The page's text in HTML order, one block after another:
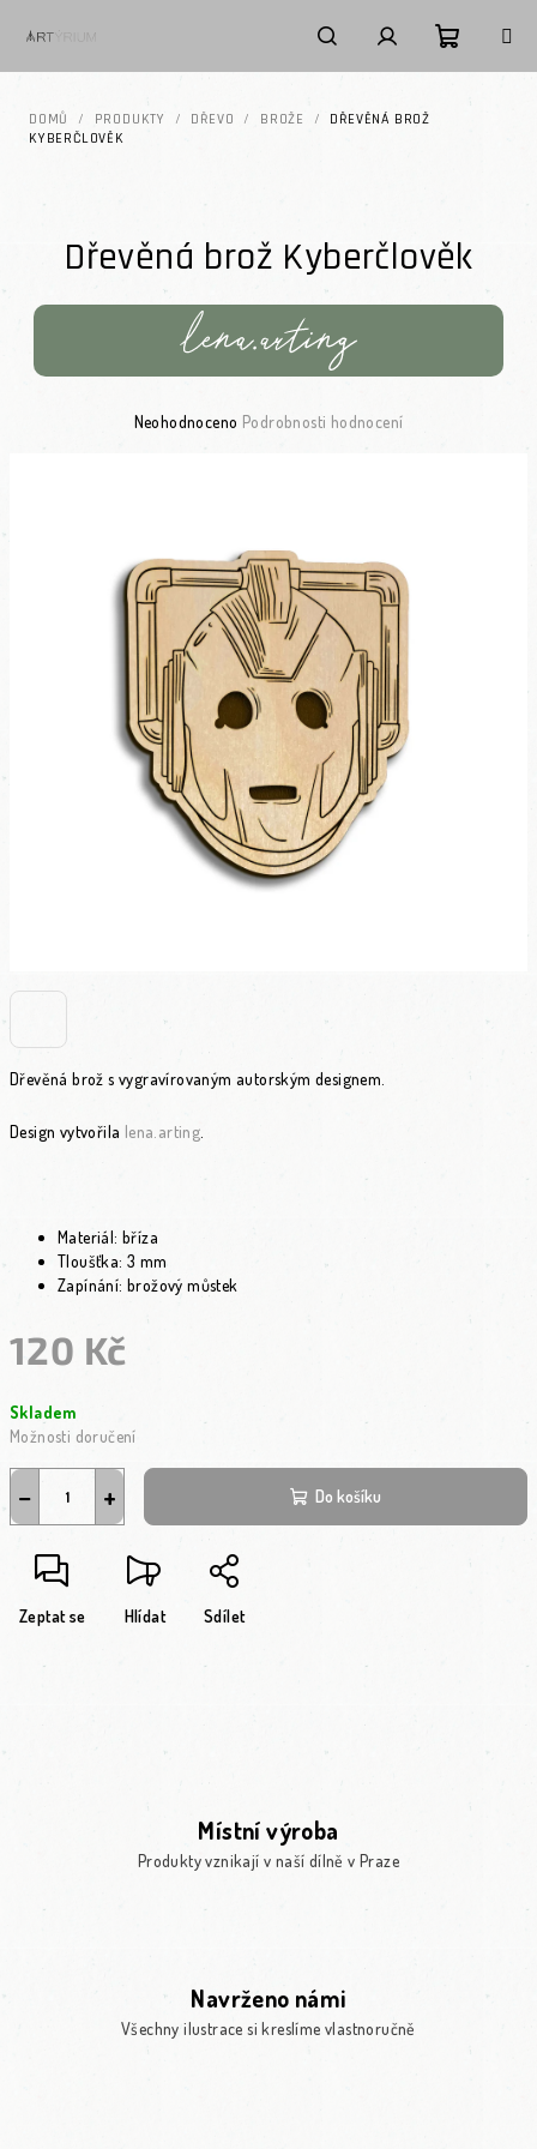
Hledat PřihlášeníNákupní
DOMŮ / PRODUKTY / DŘEVO / BROŽE /
DŘEVĚNÁ BROŽ
KYBERČLOVĚK
Dřevěná brož s vygravírovaným autorským designem.
Design vytvořila lena.arting
Materiál: bříza
Tloušťka: 3 mm
Zapínání: brožový můstek
120 Kč
Skladem
Možnosti doručení
+
− Do košíku
Zeptat se Hlídat Sdílet
Dřevěná brož Kyberčlověk
Průměrné hodnocení produktu je 0,0 z 5 hvězdiček.
Neohodnoceno Podrobnosti hodnocení
Místní výroba
Produkty vznikají v naší dílně v Praze
Navrženo námi
Všechny ilustrace si kreslíme vlastnoručně